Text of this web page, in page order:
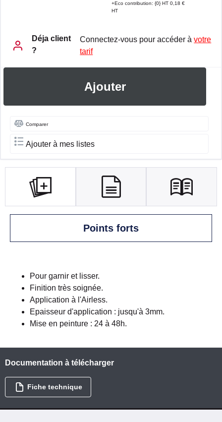
+Eco contribution: {0} HT 0,18 €
HT
Déja client
?
Connectez-vous pour accéder àvotre
tarif
Ajouter
Comparer
Ajouter à mes listes
Points forts
Pour garnir et lisser.
Finition très soignée.
Application à l'Airless.
Epaisseur d'application : jusqu'à 3mm.
Mise en peinture : 24 à 48h.
Documentation à télécharger
Fiche technique